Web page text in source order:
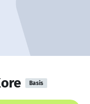
Basis